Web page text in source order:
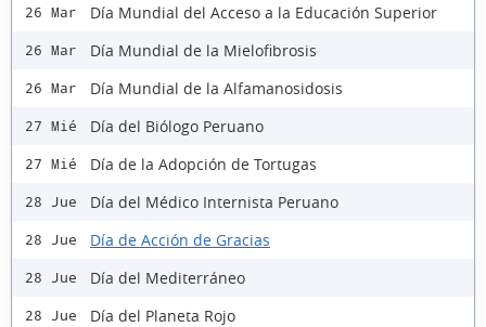
26 Mar Día Mundial del Acceso a la Educación Superior
26 Mar Día Mundial de la Mielofibrosis
26 Mar Día Mundial de la Alfamanosidosis
27 Mié Día del Biólogo Peruano
27 Mié Día de la Adopción de Tortugas
28 Jue Día del Médico Internista Peruano
28 Jue Día de Acción de Gracias
28 Jue Día del Mediterráneo
28 Jue Día del Planeta Rojo